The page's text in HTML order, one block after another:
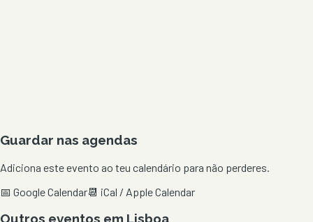
Guardar nas agendas
Adiciona este evento ao teu calendário para não perderes.
📅 Google Calendar📆 iCal / Apple Calendar
Outros eventos em Lisboa